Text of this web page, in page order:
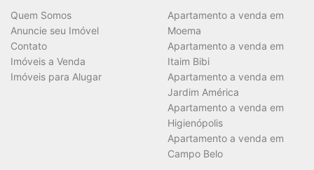
Quem Somos
Anuncie seu Imóvel
Contato
Imóveis a Venda
Imóveis para Alugar
Apartamento a venda em
Moema
Apartamento a venda em
Itaim Bibi
Apartamento a venda em
Jardim América
Apartamento a venda em
Higienópolis
Apartamento a venda em
Campo Belo